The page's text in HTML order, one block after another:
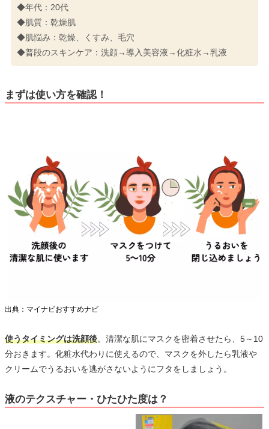
◆年代：20代
◆肌質：乾燥肌
◆肌悩み：乾燥、くすみ、毛穴
◆普段のスキンケア：洗顔→導入美容液→化粧水→乳液
まずは使い方を確認！
出典：マイナビおすすめナビ
使うタイミングは洗顔後。清潔な肌にマスクを密着させたら、5～10
分おきます。化粧水代わりに使えるので、マスクを外したら乳液や
クリームでうるおいを逃がさないようにフタをしましょう。
液のテクスチャー・ひたひた度は？